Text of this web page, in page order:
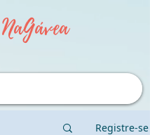
NaGávea
Registre-se